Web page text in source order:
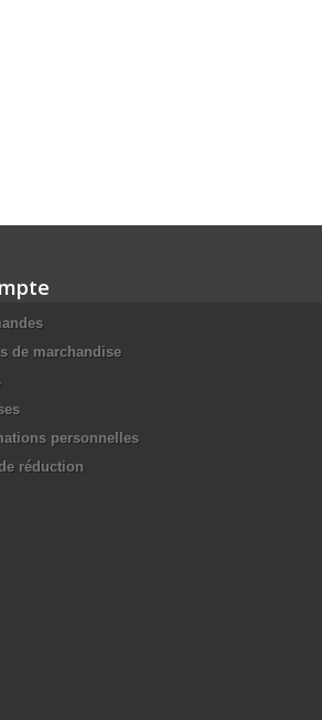
de marchandise
personnelles
réduction